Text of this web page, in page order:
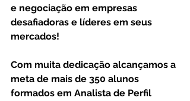
e negociação em empresas
desafiadoras e líderes em seus
mercados!
Com muita dedicação alcançamos a
meta de mais de 350 alunos
formados em Analista de Perfil